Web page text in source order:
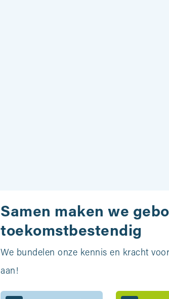
Samen maken we
toekomstbestendig
We bundelen onze kennis en kracht
aan!